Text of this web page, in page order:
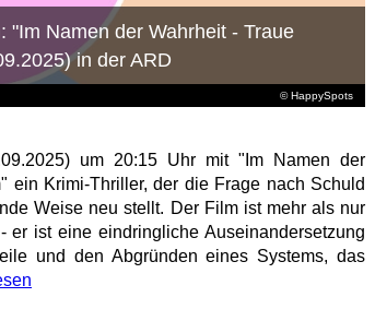
© HappySpots
"Im Namen der Wahrheit - Traue
in der ARD
um 20:15 Uhr mit "Im Namen der
ein Krimi-Thriller, der die Frage nach Schuld
Weise neu stellt. Der Film ist mehr als nur
er ist eine eindringliche Auseinandersetzung
und den Abgründen eines Systems, das